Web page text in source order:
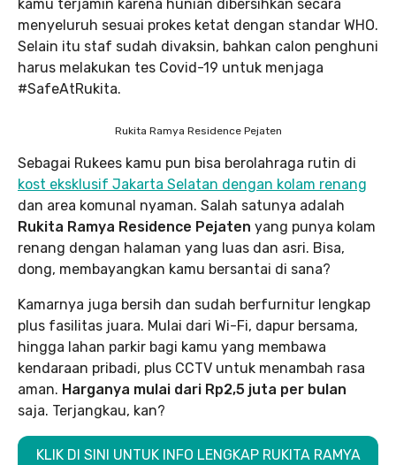
kamu terjamin karena hunian dibersihkan secara
menyeluruh sesuai prokes ketat dengan standar WHO.
Selain itu staf sudah divaksin, bahkan calon penghuni
harus melakukan tes Covid-19 untuk menjaga
#SafeAtRukita.
Rukita Ramya Residence Pejaten
Sebagai Rukees kamu pun bisa berolahraga rutin di
kost eksklusif Jakarta Selatan dengan kolam renang
dan area komunal nyaman. Salah satunya adalah
Rukita Ramya Residence Pejaten yang punya kolam
renang dengan halaman yang luas dan asri. Bisa,
dong, membayangkan kamu bersantai di sana?
Kamarnya juga bersih dan sudah berfurnitur lengkap
plus fasilitas juara. Mulai dari Wi-Fi, dapur bersama,
hingga lahan parkir bagi kamu yang membawa
kendaraan pribadi, plus CCTV untuk menambah rasa
aman. Harganya mulai dari Rp2,5 juta per bulan
saja. Terjangkau, kan?
KLIK DI SINI UNTUK INFO LENGKAP RUKITA RAMYA